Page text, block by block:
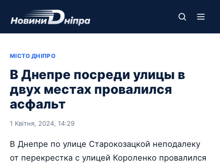
МІСТО ДНІПРО
В Днепре посреди улицы в
двух местах провалился
асфальт
1 Квітня, 2024, 14:29
В Днепре по улице Старокозацкой неподалеку
от перекрестка с улицей Короленко провалился